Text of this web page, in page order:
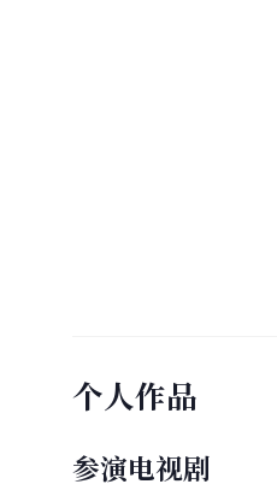
个人作品
参演电视剧